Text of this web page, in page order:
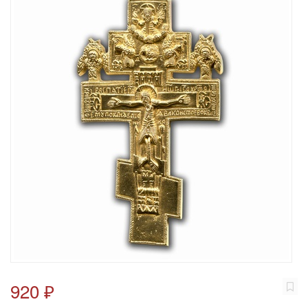
920 ₽